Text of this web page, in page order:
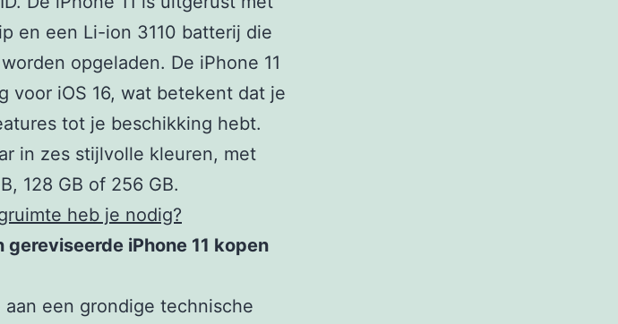
en een Li-ion 3110 batterij die
opgeladen. De iPhone 11
voor iOS 16, wat betekent dat je
tot je beschikking hebt.
in zes stijlvolle kleuren, met
128 GB of 256 GB.
heb je nodig?
iPhone 11 kopen
een grondige technische